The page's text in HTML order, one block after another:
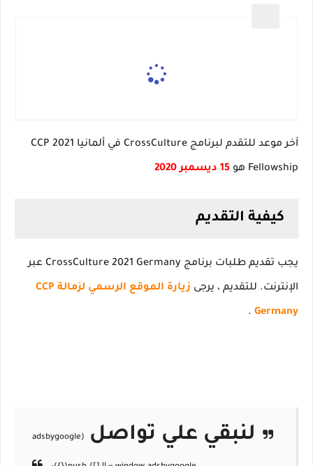
آخر موعد للتقدم لبرنامج CrossCulture في ألمانيا 2021 CCP
Fellowship هو 15 ديسمبر 2020
كيفية التقديم
يجب تقديم طلبات برنامج CrossCulture 2021 Germany عبر
الإنترنت. للتقديم ، يرجى زيارة الموقع الرسمي لزمالة CCP
Germany
.
لنبقي علي تواصل